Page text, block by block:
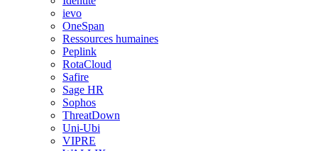
ievo
OneSpan
Ressources humaines
Peplink
RotaCloud
Safire
Sage HR
Sophos
ThreatDown
Uni-Ubi
VIPRE